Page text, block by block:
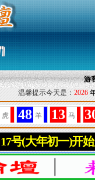
游
温馨提示今天是： 2026